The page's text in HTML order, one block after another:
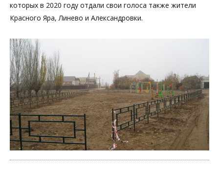
которых в 2020 году отдали свои голоса также жители
Красного Яра, Линево и Александровки.